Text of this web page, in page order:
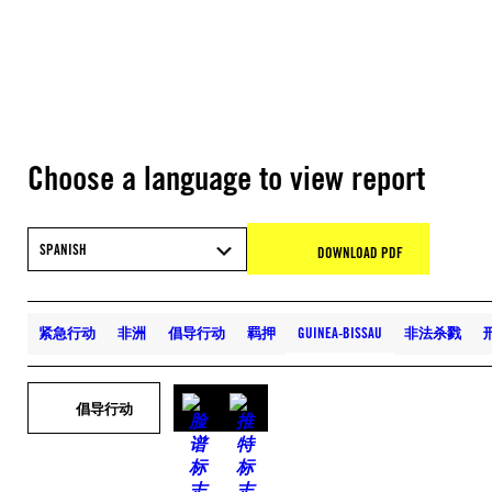
Choose a language to view report
SPANISH DOWNLOAD PDF
紧急行动 非洲 倡导行动 羁押 GUINEA-BISSAU 非法杀戮
倡导行动